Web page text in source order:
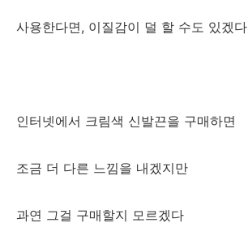
사용한다면, 이질감이 덜 할 수도 있겠다
인터넷에서 크림색 신발끈을 구매하면
조금 더 다른 느낌을 내겠지만
과연 그걸 구매할지 모르겠다